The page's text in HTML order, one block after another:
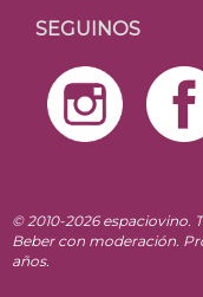
SEGUINOS
© 2010-2026 espaciovino.
Beber con moderación.
años.